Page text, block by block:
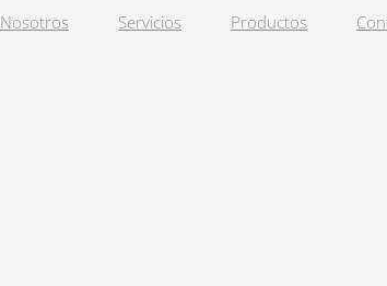
Nosotros Servicios Productos